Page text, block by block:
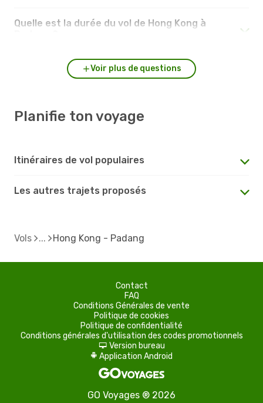
Quelle est la durée du vol de Hong Kong à
Voir plus de questions
Planifie ton voyage
Itinéraires de vol populaires
Les autres trajets proposés
Vols Hong Kong - Padang
Contact
FAQ
Conditions Générales de vente
Politique de cookies
Politique de confidentialité
Conditions générales d'utilisation des codes promotionnels
d Version bureau
A Application Android
GO Voyages ® 2026